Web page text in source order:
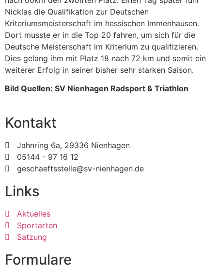
Nicklas die Qualifikation zur Deutschen
Kriteriumsmeisterschaft im hessischen Immenhausen.
Dort musste er in die Top 20 fahren, um sich für die
Deutsche Meisterschaft im Kriterium zu qualifizieren.
Dies gelang ihm mit Platz 18 nach 72 km und somit ein
weiterer Erfolg in seiner bisher sehr starken Saison.
Bild Quellen: SV Nienhagen Radsport & Triathlon
Kontakt
Jahnring 6a, 29336 Nienhagen
05144 - 97 16 12
geschaeftsstelle@sv-nienhagen.de
Links
Aktuelles
Sportarten
Satzung
Formulare